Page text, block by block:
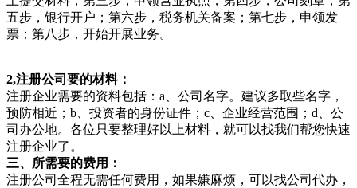
五步，银行开户；第六步，税务机关备案；第七步，申领发
票；第八步，开始开展业务。
2,注册公司要的材料：
注册企业需要的资料包括：a、公司名字。建议多取些名字，
预防相近；b、投资者的身份证件；c、企业经营范围；d、公
司办公地。各位只要整理好以上材料，就可以找我们帮您快速
注册企业了。
三、所需要的费用：
注册公司全程无需任何费用，如果嫌麻烦，可以找公司代办，